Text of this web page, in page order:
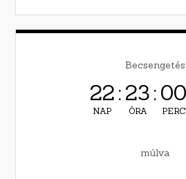
Becsengetés
22
NAP
: 23
ÓRA
: 00
PERC
múlva